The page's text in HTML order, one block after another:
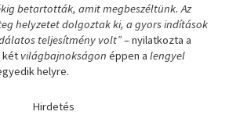
betartották, amit megbeszéltünk. Az
helyzetet dolgoztak ki, a gyors indítások
teljesítmény volt”– nyilatkozta a
két világbajnokságon éppen alengyel
helyre.
Hirdetés